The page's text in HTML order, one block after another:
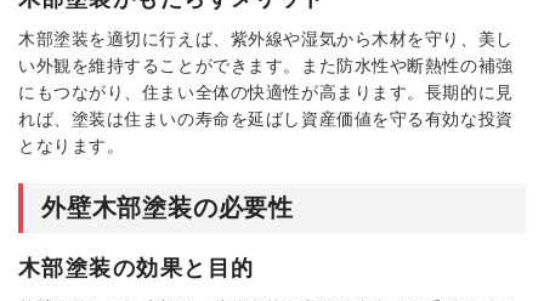
木部塗装を適切に行えば、紫外線や湿気から木材を守り、美し
い外観を維持することができます。また防水性や断熱性の補強
にもつながり、住まい全体の快適性が高まります。長期的に見
れば、塗装は住まいの寿命を延ばし資産価値を守る有効な投資
となります。
外壁木部塗装の必要性
木部塗装の効果と目的